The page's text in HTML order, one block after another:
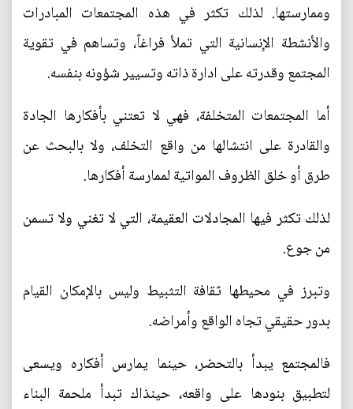
وممارستها. لذلك تكثر في هذه المجتمعات المبادرات
والأنشطة الإنسانية التي تملأ فراغاً، وتساهم في تقوية
المجتمع وقدرته على ادارة ذاته وتسيير شؤونه بنفسه.
أما المجتمعات المتخلفة، فهي لا تعتني بأفكارها الجادة
والقادرة على انتشالها من واقع التخلف، ولا بالبحث عن
طرق أو خلق الظروف المواتية لممارسة أفكارها.
لذلك تكثر فيها المجادلات العقيمة، التي لا تغني ولا تسمن
من جوع.
وتبرز في محيطها ثقافة التثبيط وليس بالإمكان القيام
بدور حقيقي تجاه الواقع وأمراضه.
فالمجتمع يبدأ بالتحضر، حينما يمارس أفكاره ويسعى
لتطبيق بنودها على واقعه، حينذاك تبدأ ملحمة البناء